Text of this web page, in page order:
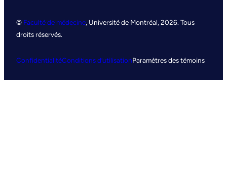
© Faculté de médecine, Université de Montréal, 2026. Tous
droits réservés.
ConfidentialitéConditions d’utilisationParamètres des témoins